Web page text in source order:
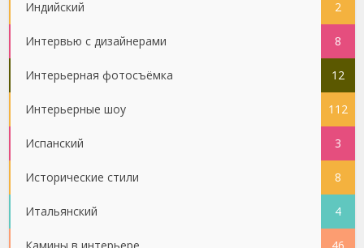
Индийский 2
Интервью с дизайнерами 8
Интерьерная фотосъёмка 12
Интерьерные шоу 112
Испанский 3
Исторические стили 8
Итальянский 4